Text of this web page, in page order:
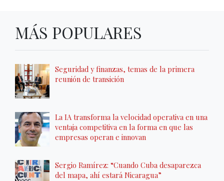
MÁS POPULARES
Seguridad y finanzas, temas de la primera
reunión de transición
La IA transforma la velocidad operativa en una
ventaja competitiva en la forma en que las
empresas operan e innovan
Sergio Ramírez: “Cuando Cuba desaparezca
del mapa, ahí estará Nicaragua”